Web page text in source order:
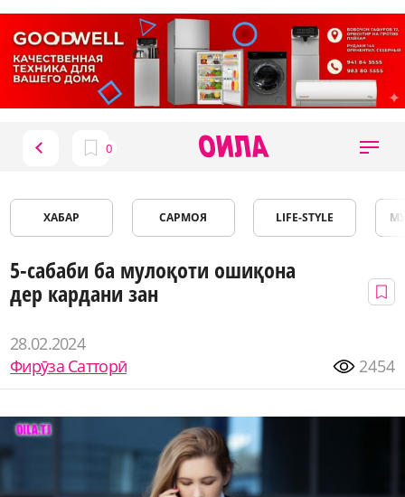
ХАБАР САРМОЯ LIFE-STYLE
5-сабаби ба мулоқоти ошиқона
дер кардани зан
28.02.2024
Фирӯза Сатторӣ
2454